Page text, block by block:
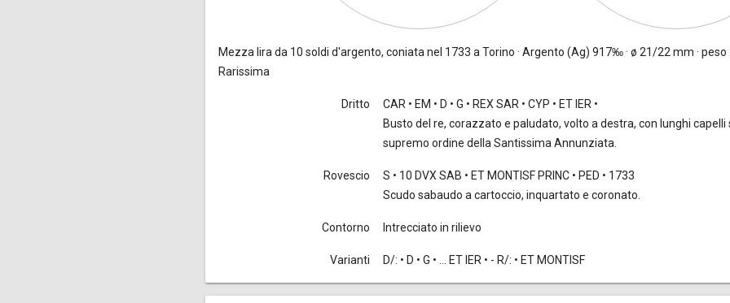
Mezza lira da 10 soldi d'argento, coniata nel 1733 a Torino · Argento (Ag) 917‰ · ø 21/22 mm · peso
Rarissima
Dritto
CAR • EM • D • G • REX SAR • CYP • ET IER •
Busto del re, corazzato e paludato, volto a destra, con lunghi capelli
supremo ordine della Santissima Annunziata.
Rovescio
S • 10 DVX SAB • ET MONTISF PRINC • PED • 1733
Scudo sabaudo a cartoccio, inquartato e coronato.
Contorno Intrecciato in rilievo
Varianti D/: • D • G • ... ET IER • - R/: • ET MONTISF